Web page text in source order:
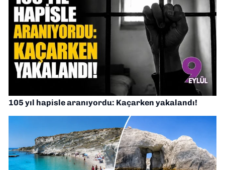
105 yıl hapisle aranıyordu: Kaçarken yakalandı!